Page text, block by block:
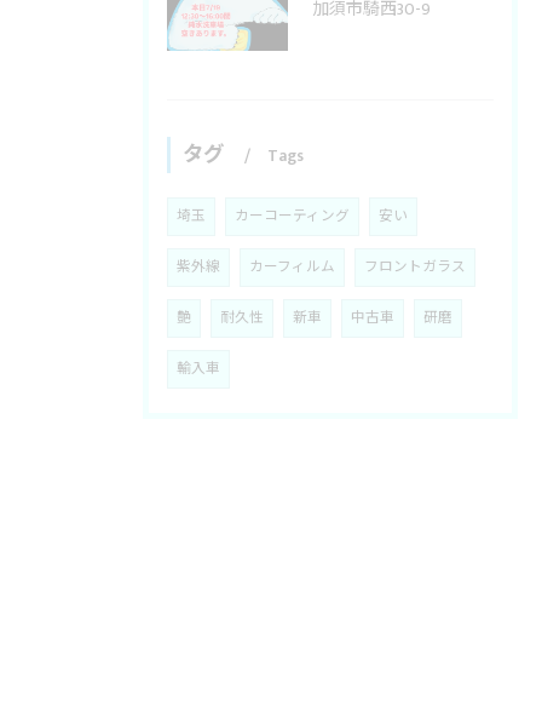
加須市騎西30-9
タグ Tags
埼玉 カーコーティング 安い
紫外線 カーフィルム フロントガラス
艶 耐久性 新車 中古車 研磨
輸入車